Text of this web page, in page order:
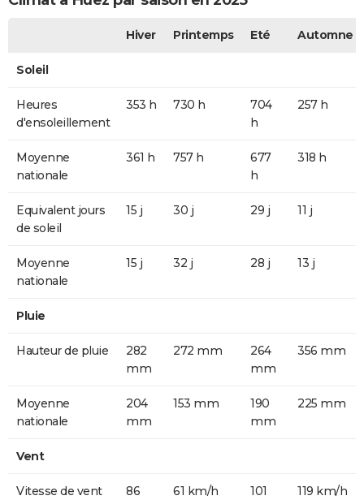
Hiver Printemps Eté Automne
Soleil
Heures
d'ensoleillement
353 h 730 h
704
h
257 h
Moyenne
nationale
361 h 757 h
677
h
318 h
Equivalent jours
de soleil
15 j 30 j 29 j 11 j
Moyenne
nationale
15 j 32 j 28 j 13 j
Pluie
Hauteur de pluie
282
mm
272 mm
264
mm
356 mm
Moyenne
nationale
204
mm
153 mm
190
mm
225 mm
Vent
Vitesse de vent
86
61 km/h
101
119 km/h